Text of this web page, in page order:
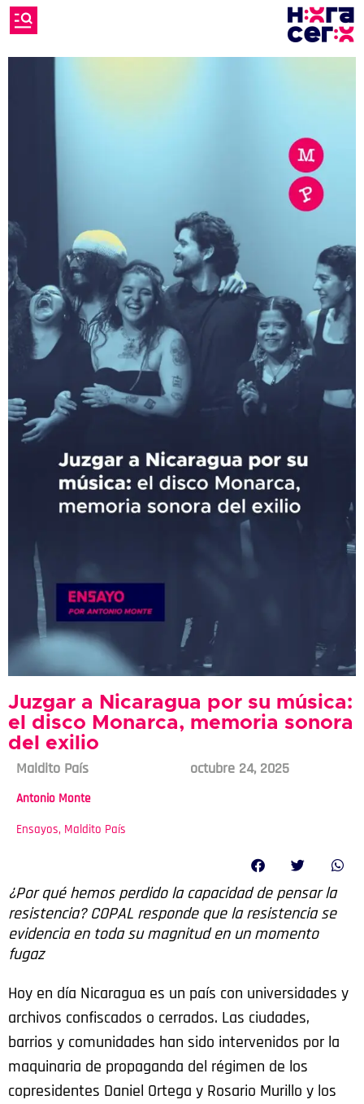
Juzgar a Nicaragua por su música:
el disco Monarca, memoria sonora
del exilio
Maldito País octubre 24, 2025
Antonio Monte
Ensayos, Maldito País
¿Por qué hemos perdido la capacidad de pensar la
resistencia? COPAL responde que la resistencia se
evidencia en toda su magnitud en un momento
fugaz
Hoy en día Nicaragua es un país con universidades y
archivos confiscados o cerrados. Las ciudades,
barrios y comunidades han sido intervenidos por la
maquinaria de propaganda del régimen de los
copresidentes Daniel Ortega y Rosario Murillo y los